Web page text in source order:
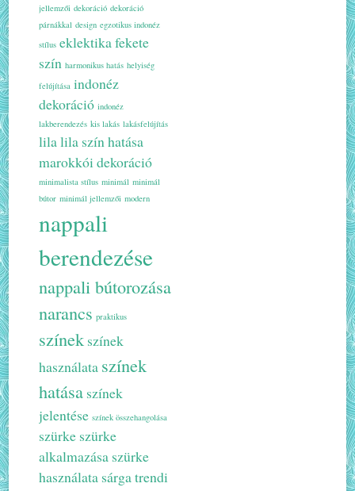
jellemzői dekoráció dekoráció
párnákkal design egzotikus indonéz
stílus eklektikafekete
szín harmonikus hatás helyiség
felújítása indonéz
dekoráció indonéz
lakberendezés kis lakás lakásfelújítás
lilalila szín hatása
marokkói dekoráció
minimalista stílus minimál minimál
bútor minimál jellemzői modern
nappali
berendezése
nappali bútorozása
narancs praktikus
színek színek
használata színek
hatása színek
jelentése színek összehangolása
szürke szürke
alkalmazása szürke
használata sárgatrendi